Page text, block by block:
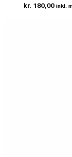
kr. 180,00 inkl.